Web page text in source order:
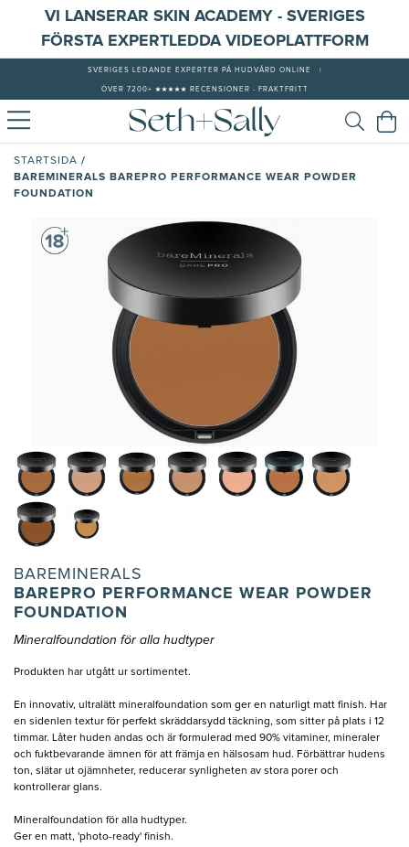
VI LANSERAR SKIN ACADEMY - SVERIGES
FÖRSTA EXPERTLEDDA VIDEOPLATTFORM
SVERIGES LEDANDE EXPERTER PÅ HUDVÅRD ONLINE
ÖVER 7200+ ★★★★★ RECENSIONER - FRAKTFRITT
STARTSIDA /
BAREMINERALS BAREPRO PERFORMANCE WEAR POWDER
FOUNDATION
BAREMINERALS
BAREPRO PERFORMANCE WEAR POWDER
FOUNDATION
Mineralfoundation för alla hudtyper
Produkten har utgått ur sortimentet.
En innovativ, ultralätt mineralfoundation som ger en naturligt matt finish. Har
en sidenlen textur för perfekt skräddarsydd täckning, som sitter på plats i 12
timmar. Låter huden andas och är formulerad med 90% vitaminer, mineraler
och fuktbevarande ämnen för att främja en hälsosam hud. Förbättrar hudens
ton, slätar ut ojämnheter, reducerar synligheten av stora porer och
kontrollerar glans.
Mineralfoundation för alla hudtyper.
Ger en matt, 'photo-ready' finish.